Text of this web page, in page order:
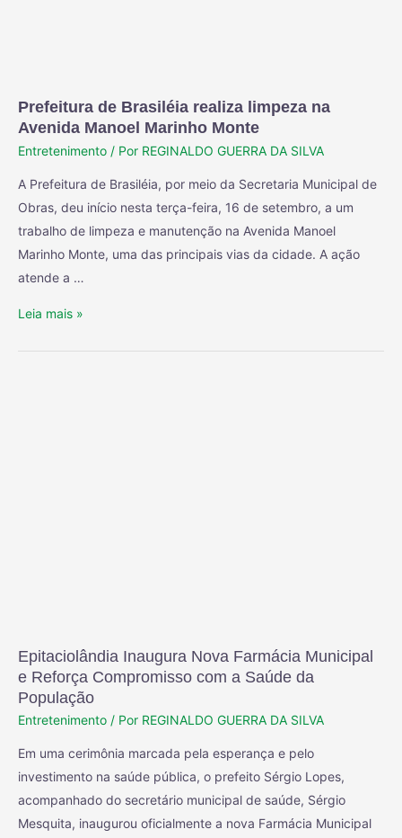
Prefeitura de Brasiléia realiza limpeza na
Avenida Manoel Marinho Monte
Entretenimento / Por REGINALDO GUERRA DA SILVA
A Prefeitura de Brasiléia, por meio da Secretaria Municipal de
Obras, deu início nesta terça-feira, 16 de setembro, a um
trabalho de limpeza e manutenção na Avenida Manoel
Marinho Monte, uma das principais vias da cidade. A ação
atende a …
Leia mais »
Epitaciolândia Inaugura Nova Farmácia Municipal
e Reforça Compromisso com a Saúde da
População
Entretenimento / Por REGINALDO GUERRA DA SILVA
Em uma cerimônia marcada pela esperança e pelo
investimento na saúde pública, o prefeito Sérgio Lopes,
acompanhado do secretário municipal de saúde, Sérgio
Mesquita, inaugurou oficialmente a nova Farmácia Municipal